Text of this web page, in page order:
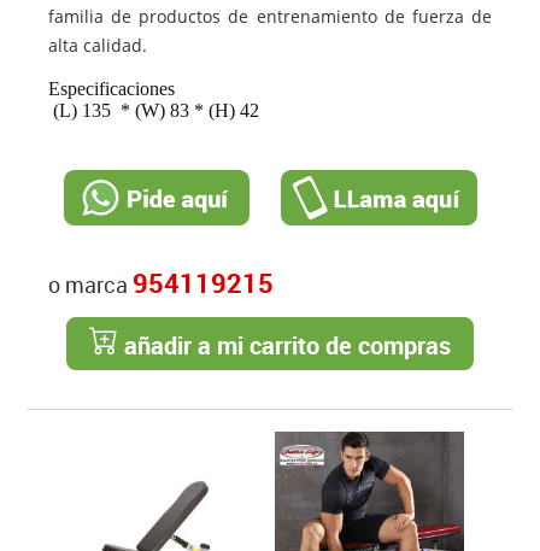
familia de productos de entrenamiento de fuerza de
alta calidad.
Especificaciones
(L) 135 * (W) 83 * (H) 42
o marca 954119215
añadir a mi carrito de compras